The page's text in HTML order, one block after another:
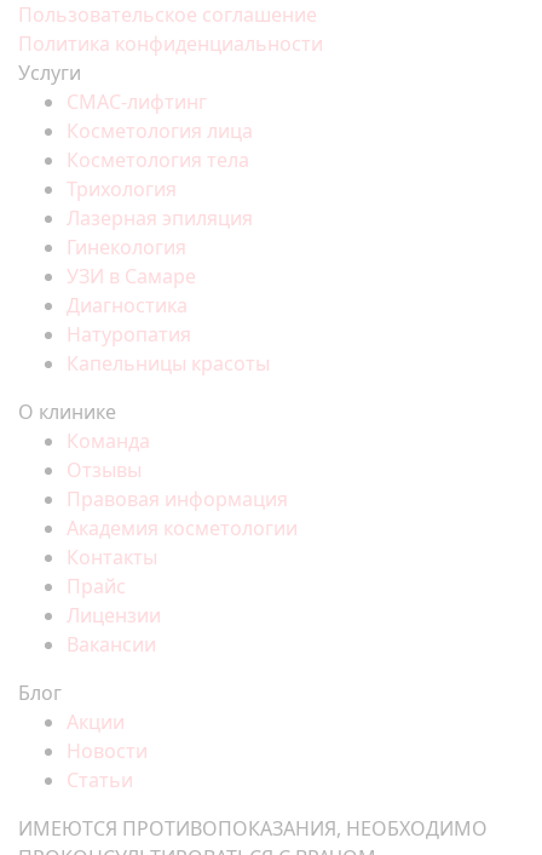
Пользовательское соглашение
Политика конфиденциальности
Услуги
СМАС-лифтинг
Косметология лица
Косметология тела
Трихология
Лазерная эпиляция
Гинекология
УЗИ в Самаре
Диагностика
Натуропатия
Капельницы красоты
О клинике
Команда
Отзывы
Правовая информация
Академия косметологии
Контакты
Прайс
Лицензии
Вакансии
Блог
Акции
Новости
Статьи
ИМЕЮТСЯ ПРОТИВОПОКАЗАНИЯ, НЕОБХОДИМО